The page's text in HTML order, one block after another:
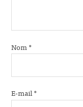
Nom*
E-mail*